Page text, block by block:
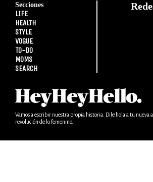
Secciones
LIFE
HEALTH
STYLE
VOGUE
TO-DO
MOMS
SEARCH
Vamos a escribir nuestra propia historia. Dile hola a tu nueva
revolución de lo femenino.